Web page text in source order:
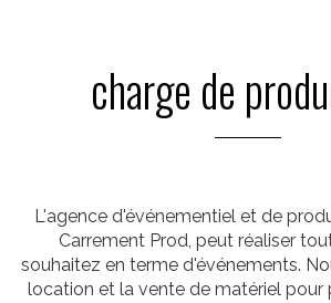
charge de
L'agence d'événementiel et de
Carrement Prod, peut réaliser
souhaitez en terme d'événements.
location et la vente de matériel pour